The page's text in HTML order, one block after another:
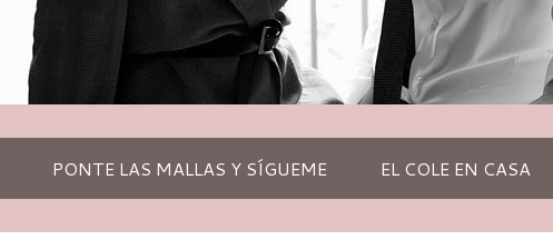
PONTE LAS MALLAS Y SÍGUEME EL COLE EN CASA